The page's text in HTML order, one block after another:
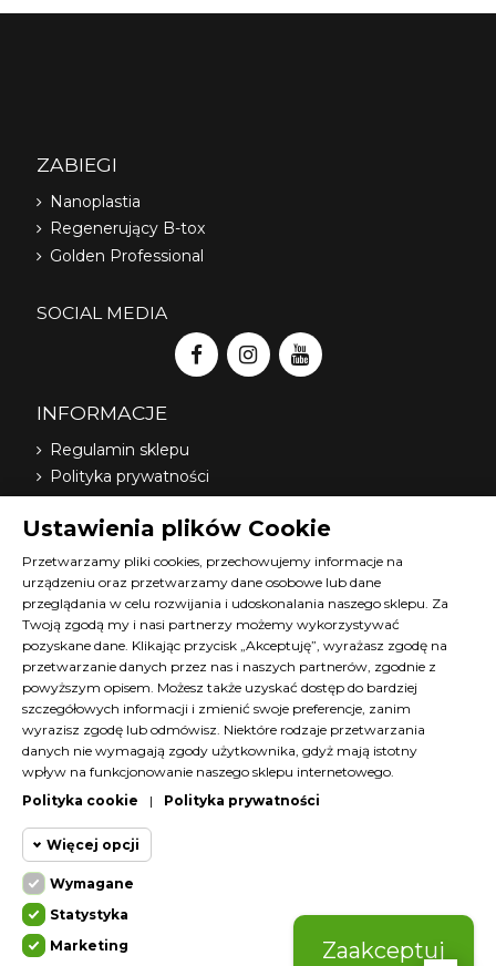
ZABIEGI
Nanoplastia
Regenerujący B-tox
Golden Professional
SOCIAL MEDIA
INFORMACJE
Regulamin sklepu
Polityka prywatności
Nasi dystrybutorzy
O nas
FAQ
Terminy szkoleń Diana
Materiały do pobrania
Kontakt z nami
Program lojalnościowy
KONTAKT
Ustawienia plików Cookie
Przetwarzamy pliki cookies, przechowujemy informacje na
urządzeniu oraz przetwarzamy dane osobowe lub dane
przeglądania w celu rozwijania i udoskonalania naszego sklepu. Za
Twoją zgodą my i nasi partnerzy możemy wykorzystywać
pozyskane dane. Klikając przycisk „Akceptuję”, wyrażasz zgodę na
przetwarzanie danych przez nas i naszych partnerów, zgodnie z
powyższym opisem. Możesz także uzyskać dostęp do bardziej
szczegółowych informacji i zmienić swoje preferencje, zanim
wyrazisz zgodę lub odmówisz. Niektóre rodzaje przetwarzania
danych nie wymagają zgody użytkownika, gdyż mają istotny
wpływ na funkcjonowanie naszego sklepu internetowego.
Polityka cookie
| Polityka prywatności
Więcej opcji
Wymagane
Wymagane pliki cookie oraz cookie
HttpOnly. Pliki cookie wymagane do
Cookie
Wymagane
Statystyka
Marketing
Zaakceptuj